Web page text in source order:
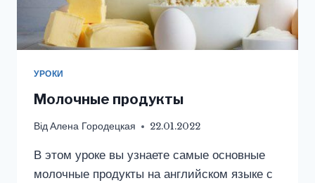
УРОКИ
Молочные продукты
ВідАлена Городецкая 22.01.2022
В этом уроке вы узнаете самые основные
молочные продукты на английском языке с